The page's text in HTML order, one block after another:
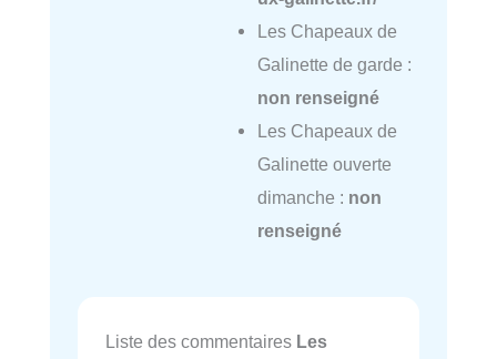
Les Chapeaux de
Galinette de garde :
non renseigné
Les Chapeaux de
Galinette ouverte
dimanche : non
renseigné
Liste des commentaires Les